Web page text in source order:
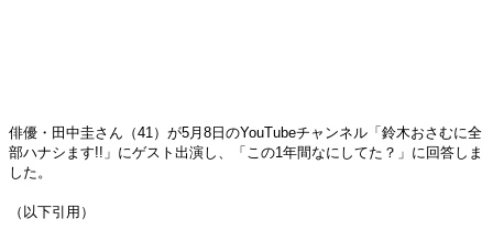
俳優・田中圭さん（41）が5月8日のYouTubeチャンネル「鈴木おさむに全
部ハナシます!!」にゲスト出演し、「この1年間なにしてた？」に回答しま
した。
（以下引用）